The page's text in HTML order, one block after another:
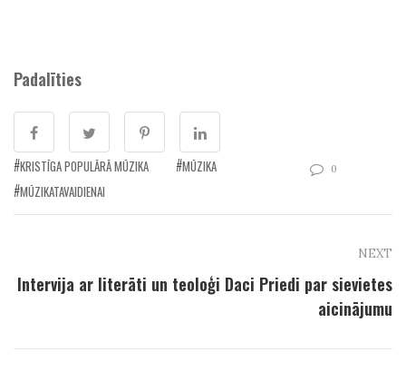
Padalīties
KRISTĪGA POPULĀRĀ MŪZIKA
MŪZIKA
MŪZIKATAVAIDIENAI
0
NEXT
Intervija ar literāti un teoloģi Daci Priedi par sievietes
aicinājumu